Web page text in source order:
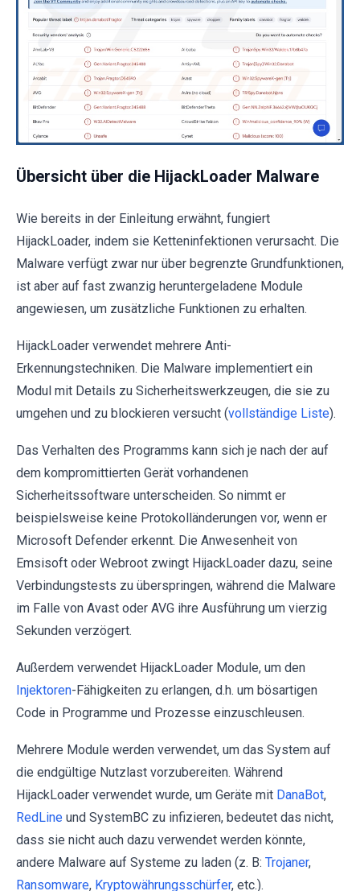
Übersicht über die HijackLoader Malware
Wie bereits in der Einleitung erwähnt, fungiert
HijackLoader, indem sie Ketteninfektionen verursacht. Die
Malware verfügt zwar nur über begrenzte Grundfunktionen,
ist aber auf fast zwanzig heruntergeladene Module
angewiesen, um zusätzliche Funktionen zu erhalten.
HijackLoader verwendet mehrere Anti-
Erkennungstechniken. Die Malware implementiert ein
Modul mit Details zu Sicherheitswerkzeugen, die sie zu
umgehen und zu blockieren versucht (vollständige Liste).
Das Verhalten des Programms kann sich je nach der auf
dem kompromittierten Gerät vorhandenen
Sicherheitssoftware unterscheiden. So nimmt er
beispielsweise keine Protokolländerungen vor, wenn er
Microsoft Defender erkennt. Die Anwesenheit von
Emsisoft oder Webroot zwingt HijackLoader dazu, seine
Verbindungstests zu überspringen, während die Malware
im Falle von Avast oder AVG ihre Ausführung um vierzig
Sekunden verzögert.
Außerdem verwendet HijackLoader Module, um den
Injektoren-Fähigkeiten zu erlangen, d.h. um bösartigen
Code in Programme und Prozesse einzuschleusen.
Mehrere Module werden verwendet, um das System auf
die endgültige Nutzlast vorzubereiten. Während
HijackLoader verwendet wurde, um Geräte mit DanaBot,
RedLine und SystemBC zu infizieren, bedeutet das nicht,
dass sie nicht auch dazu verwendet werden könnte,
andere Malware auf Systeme zu laden (z. B: Trojaner,
Ransomware, Kryptowährungsschürfer, etc.).